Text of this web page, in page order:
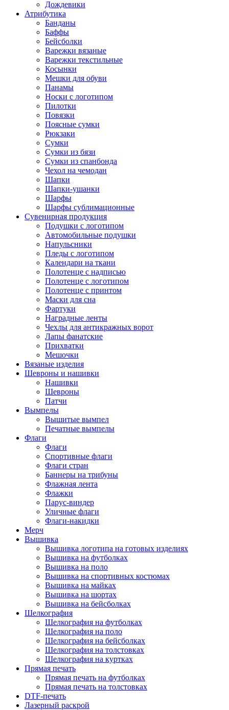
Дождевики
Атрибутика
Банданы
Баффы
Бейсболки
Варежки вязаные
Варежки текстильные
Косынки
Мешки для обуви
Панамы
Носки с логотипом
Пилотки
Повязки
Поясные сумки
Рюкзаки
Сумки
Сумки из бязи
Сумки из спанбонда
Чехол на чемодан
Шапки
Шапки-ушанки
Шарфы
Шарфы сублимационные
Сувенирная продукция
Подушки с логотипом
Автомобильные подушки
Напульсники
Пледы с логотипом
Календари на ткани
Полотенце с надписью
Полотенце с логотипом
Полотенце с принтом
Маски для сна
Фартуки
Наградные ленты
Чехлы для антикражных ворот
Лапы фанатские
Прихватки
Мешочки
Вязаные изделия
Шевроны и нашивки
Нашивки
Шевроны
Патчи
Вымпелы
Вышитые вымпел
Печатные вымпелы
Флаги
Флаги
Спортивные флаги
Флаги стран
Баннеры на трибуны
Флажная лента
Флажки
Парус-виндер
Уличные флаги
Флаги-накидки
Мерч
Вышивка
Вышивка логотипа на готовых изделиях
Вышивка на футболках
Вышивка на поло
Вышивка на спортивных костюмах
Вышивка на майках
Вышивка на шортах
Вышивка на бейсболках
Шелкография
Шелкография на футболках
Шелкография на поло
Шелкография на бейсболках
Шелкография на толстовках
Шелкография на куртках
Прямая печать
Прямая печать на футболках
Прямая печать на толстовках
DTF-печать
Лазерный раскрой